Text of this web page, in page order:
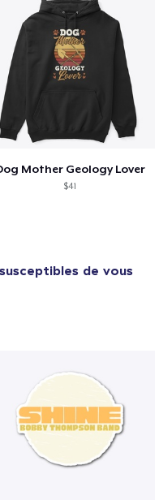
Mother Geology Lover
$41
de vous